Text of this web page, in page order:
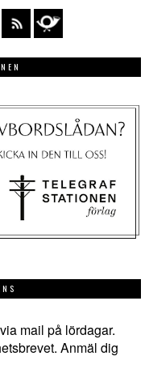
mail på lördagar.
Anmäl dig